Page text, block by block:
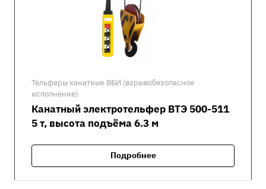
Тельферы канатные ВБИ (взрывобезопасное
исполнение)
Канатный электротельфер ВТЭ 500-511
5 т, высота подъёма 6.3 м
Подробнее